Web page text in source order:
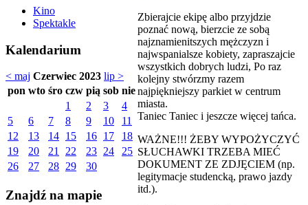
Kino
Spektakle
Kalendarium
< maj Czerwiec 2023 lip >
pon wto śro czw pią sob nie
1
2 3
4
5
6 7 8 9 10
11
12
13 14 15 16 17
18
19
20 21 22 23 24
25
26
27 28 29 30
Znajdź na mapie
Zbierajcie ekipę albo przyjdzie
poznać nową, bierzcie ze sobą
najznamienitszych mężczyzn i
najwspanialsze kobiety, zapraszajcie
wszystkich dobrych ludzi, Po raz
kolejny stwórzmy razem
najpiękniejszy parkiet w centrum
miasta.
Taniec Taniec i jeszcze więcej tańca.
WAŻNE!!! ŻEBY WYPOŻYCZYĆ
SŁUCHAWKI TRZEBA MIEĆ
DOKUMENT ZE ZDJĘCIEM (np.
legitymacje studencką, prawo jazdy
itd.).